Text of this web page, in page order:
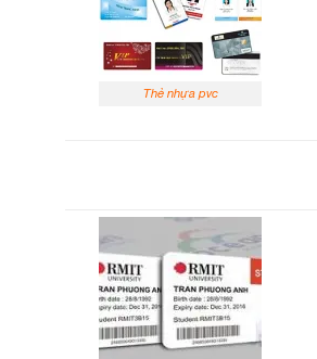
Thẻ nhựa pvc